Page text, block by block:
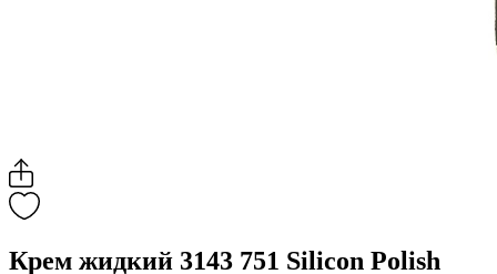
Крем жидкий 3143 751 Silicon Polish